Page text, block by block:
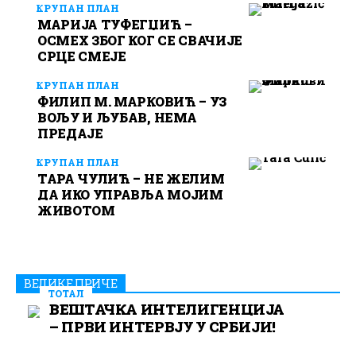
КРУПАН ПЛАН
МАРИЈА ТУФЕГЏИЋ –
ОСМЕХ ЗБОГ КОГ СЕ СВАЧИЈЕ
СРЦЕ СМЕЈЕ
КРУПАН ПЛАН
ФИЛИП М. МАРКОВИЋ – УЗ
ВОЉУ И ЉУБАВ, НЕМА
ПРЕДАЈЕ
КРУПАН ПЛАН
ТАРА ЧУЛИЋ – НЕ ЖЕЛИМ
ДА ИКО УПРАВЉА МОЈИМ
ЖИВОТОМ
ВЕЛИКЕ ПРИЧЕ
ТОТАЛ
ВЕШТАЧКА ИНТЕЛИГЕНЦИЈА
– ПРВИ ИНТЕРВЈУ У СРБИЈИ!